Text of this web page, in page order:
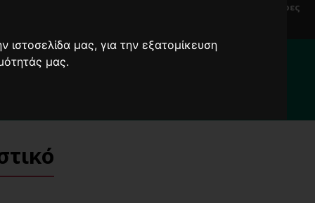
ιστοσελίδα μας, για την εξατομίκευση
μας.
Ανεμιστήρες
καθυστερήσουν !